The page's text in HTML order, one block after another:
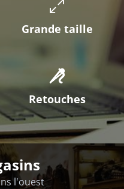
Grande taille
Retouches
l'ouest